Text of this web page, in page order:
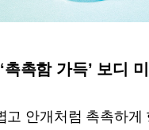
촉촉함 가득’ 보디
고 안개처럼 촉촉하게